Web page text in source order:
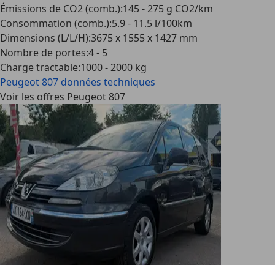
Émissions de CO2 (comb.):145 - 275 g CO2/km
Consommation (comb.):5.9 - 11.5 l/100km
Dimensions (L/L/H):3675 x 1555 x 1427 mm
Nombre de portes:4 - 5
Charge tractable:1000 - 2000 kg
Peugeot 807 données techniques
Voir les offres Peugeot 807